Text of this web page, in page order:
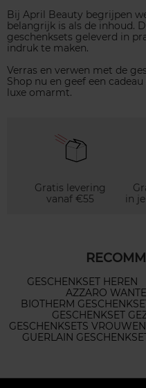
Bij April Beauty begrijpen
belangrijk is als de inhoud.
geschenksets geleverd in
indruk te maken.
Verras en verwen met de
Shop nu en geef een
luxe omarmt.
Gratis levering
vanaf €55
in
GESCHENKSET HEREN
AZZARO
BIOTHERM
GESCHENKSET
GESCHENKSETS VROUWEN
GUERLAIN